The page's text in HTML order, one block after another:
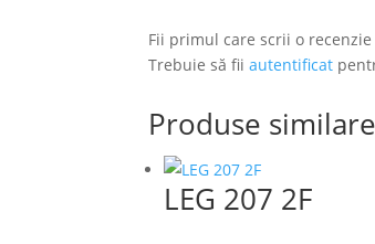
Fii primul care scrii o recenzie
Trebuie să fiiautentificat
Produse similare
LEG 207 2F